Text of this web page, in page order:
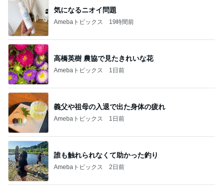
気になるニオイ問題
Amebaトピックス 19時間前
高橋英樹 農協で見たきれいな花
Amebaトピックス 1日前
義父や祖母の入退で出た身体の疲れ
Amebaトピックス 1日前
誰も触れられなくて助かった釣り
Amebaトピックス 2日前